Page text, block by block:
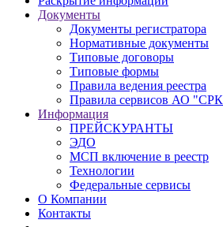
Документы
Документы регистратора
Нормативные документы
Типовые договоры
Типовые формы
Правила ведения реестра
Правила сервисов АО
Информация
ПРЕЙСКУРАНТЫ
ЭДО
МСП включение в реестр
Технологии
Федеральные сервисы
О Компании
Контакты